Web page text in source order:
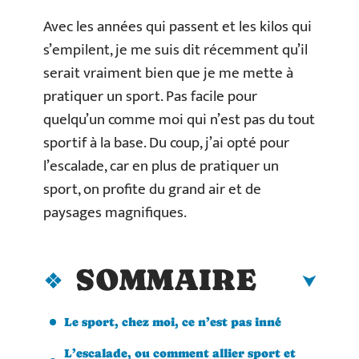
Avec les années qui passent et les kilos qui
s’empilent, je me suis dit récemment qu’il
serait vraiment bien que je me mette à
pratiquer un sport. Pas facile pour
quelqu’un comme moi qui n’est pas du tout
sportif à la base. Du coup, j’ai opté pour
l’escalade, car en plus de pratiquer un
sport, on profite du grand air et de
paysages magnifiques.
SOMMAIRE
Le sport, chez moi, ce n’est pas inné
L’escalade, ou comment allier sport et